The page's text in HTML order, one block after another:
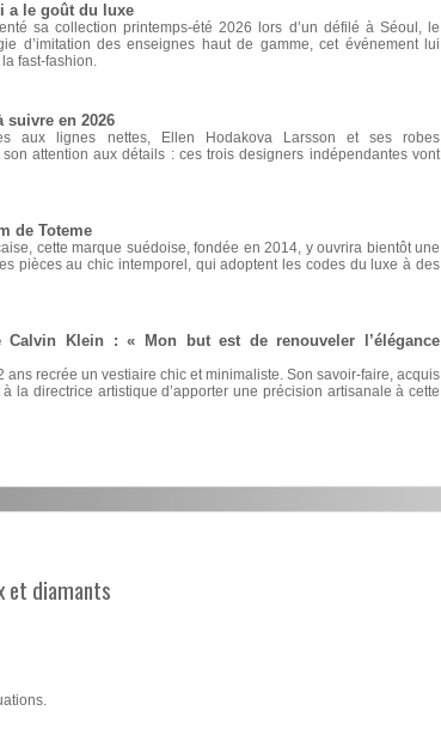
a le goût du luxe
sa collection printemps-été 2026 lors d’un défilé à Séoul, le
d’imitation des enseignes haut de gamme, cet événement lui
fast-fashion.
suivre en 2026
aux lignes nettes, Ellen Hodakova Larsson et ses robes
attention aux détails : ces trois designers indépendantes vont
de Toteme
cette marque suédoise, fondée en 2014, y ouvrira bientôt une
pièces au chic intemporel, qui adoptent les codes du luxe à des
Calvin Klein : « Mon but est de renouveler l’élégance
ans recrée un vestiaire chic et minimaliste. Son savoir-faire, acquis
la directrice artistique d’apporter une précision artisanale à cette
et diamants